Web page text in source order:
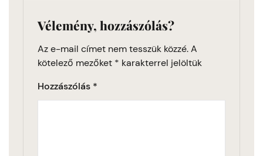
Vélemény, hozzászólás?
Az e-mail címet nem tesszük közzé.A
kötelező mezőket * karakterrel jelöltük
Hozzászólás *